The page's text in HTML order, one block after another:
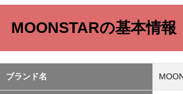
の基本情報
2
の中古相場
古
MOONSTARの基本情報
ブランド名